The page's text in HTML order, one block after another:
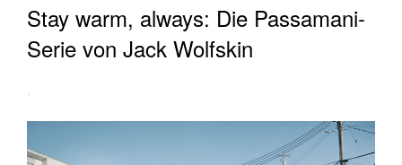
Stay warm, always: Die Passamani-
Serie von Jack Wolfskin
,